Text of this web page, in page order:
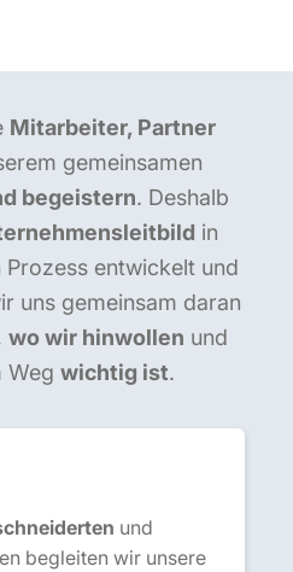
Mitarbeiter, Partner
gemeinsamen
begeistern. Deshalb
in
Prozess entwickelt und
uns gemeinsam daran
wo wir hinwollen und
Weg wichtig ist.
und
begleiten wir unsere